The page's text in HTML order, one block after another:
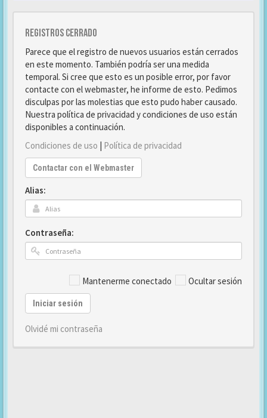
Registros cerrado
Parece que el registro de nuevos usuarios están cerrados
en este momento. También podría ser una medida
temporal. Si cree que esto es un posible error, por favor
contacte con el webmaster, he informe de esto. Pedimos
disculpas por las molestias que esto pudo haber causado.
Nuestra política de privacidad y condiciones de uso están
disponibles a continuación.
Condiciones de uso | Política de privacidad
Contactar con el Webmaster
Alias:
Contraseña:
Mantenerme conectado Ocultar sesión
Iniciar sesión
Olvidé mi contraseña